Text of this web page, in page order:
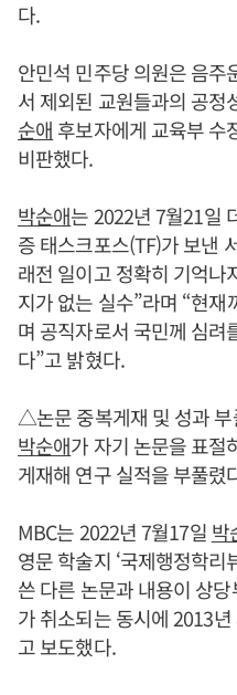
다.
안민석 민주당 의원은 음주
서 제외된 교원들과의 공정
순애 후보자에게 교육부 수
비판했다.
박순애는 2022년 7월21일
증 태스크포스(TF)가 보낸
래전 일이고 정확히 기억나
지가 없는 실수”라며 “현
며 공직자로서 국민께 심려
다”고 밝혔다.
△논문 중복게재 및 성과 부
박순애가 자기 논문을 표절
게재해 연구 실적을 부풀렸
MBC는 2022년 7월17일 박
영문 학술지 ‘국제행정학
쓴 다른 논문과 내용이 상
가 취소되는 동시에 2013
고 보도했다.